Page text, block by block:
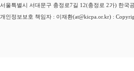
서울특별시 서대문구 충정로7길 12(충정로 2가) 한국
개인정보보호 책임자 : 이재환(at@kicpa.or.kr) :